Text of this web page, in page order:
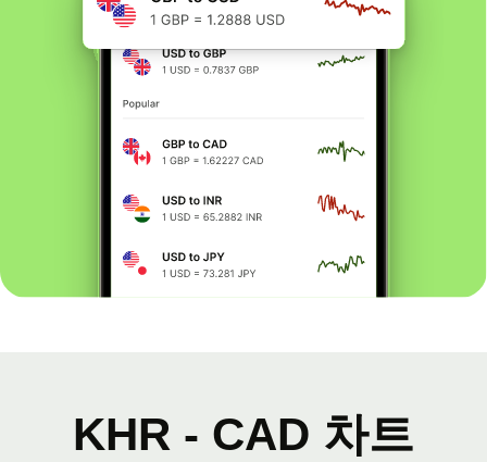
KHR - CAD 차트